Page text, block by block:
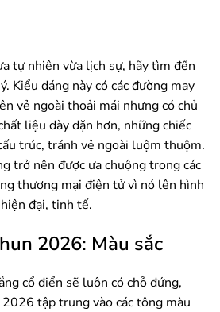
tự nhiên vừa lịch sự, hãy tìm đến
Kiểu dáng này có các đường may
vẻ ngoài thoải mái nhưng có chủ
liệu dày dặn hơn, những chiếc
trúc, tránh vẻ ngoài luộm thuộm.
trở nên được ưa chuộng trong các
thương mại điện tử vì nó lên hình
đại, tinh tế.
2026: Màu sắc
cổ điển sẽ luôn có chỗ đứng,
tập trung vào các tông màu